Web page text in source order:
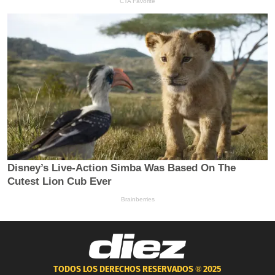
TODOS LOS DERECHOS RESERVADOS ®2025